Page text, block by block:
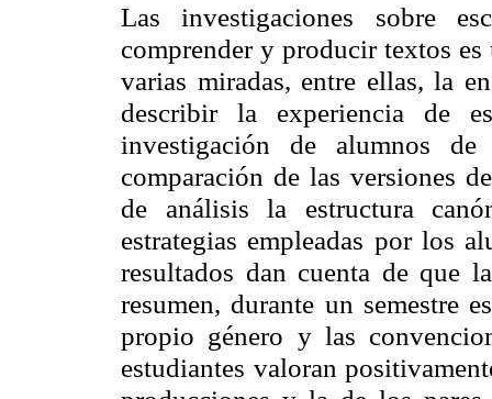
Las investigaciones sobre
comprender y producir textos es
varias miradas, entre ellas, la
describir la experiencia de
investigación de alumnos
comparación de las versiones
de análisis la estructura
estrategias empleadas por los
resultados dan cuenta de que
resumen, durante un semestre
propio género y las
estudiantes valoran